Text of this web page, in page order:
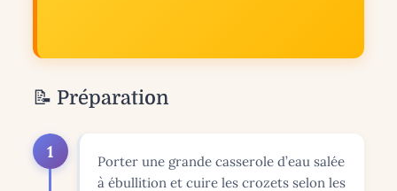
📝 Préparation
1
Porter une grande casserole d’eau salée
à ébullition et cuire les crozets selon les